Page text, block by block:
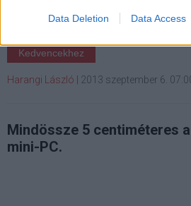
Data Deletion Data Access
ezer forintért
Kedvencekhez
Harangi László 2013 szeptember 6.
Mindössze 5 centiméteres
mini-PC.